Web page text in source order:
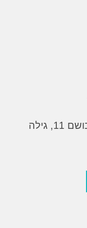
ההנהלה הארצית: רחוב הבושם 11, גילה